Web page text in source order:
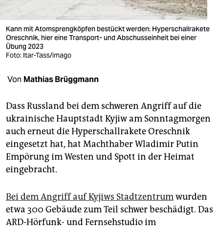
veranstaltungen
shop
fragen & hilfe
unterstützen
abo
genossenschaft
epaper login
Kann mit Atomsprengköpfen bestückt werden: Hyperschallrakete
Oreschnik, hier eine Transport- und Abschusseinheit bei einer
Übung 2023
Foto: Itar-Tass/imago
Von Mathias Brüggmann
Dass Russland bei dem schweren Angriff auf die
ukrainische Hauptstadt Kyjiw am Sonntagmorgen
auch erneut die Hyperschallrakete Oreschnik
eingesetzt hat, hat Machthaber Wladimir Putin
Empörung im Westen und Spott in der Heimat
eingebracht.
Bei dem Angriff auf Kyjiws Stadtzentrumwurden
etwa 300 Gebäude zum Teil schwer beschädigt. Das
ARD-Hörfunk- und Fernsehstudio im